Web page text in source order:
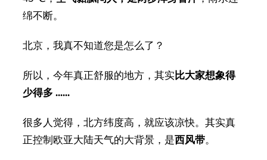
绵不断。
北京，我真不知道您是怎么了？
所以，今年真正舒服的地方，其实比大家想象得
少得多 ......
很多人觉得，北方纬度高，就应该凉快。其实真
正控制欧亚大陆天气的大背景，是西风带。